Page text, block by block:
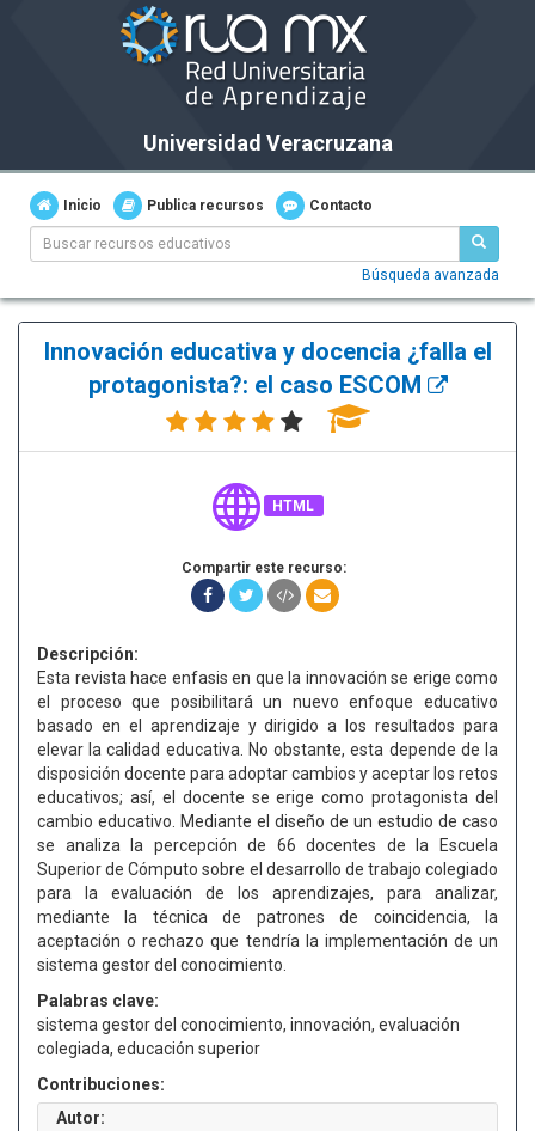
Universidad Veracruzana
Inicio Publica recursos Contacto
Búsqueda avanzada
Innovación educativa y docencia ¿falla el
protagonista?: el caso ESCOM
HTML
Compartir este recurso:
Descripción:
Esta revista hace enfasis en que la innovación se erige como
el proceso que posibilitará un nuevo enfoque educativo
basado en el aprendizaje y dirigido a los resultados para
elevar la calidad educativa. No obstante, esta depende de la
disposición docente para adoptar cambios y aceptar los retos
educativos; así, el docente se erige como protagonista del
cambio educativo. Mediante el diseño de un estudio de caso
se analiza la percepción de 66 docentes de la Escuela
Superior de Cómputo sobre el desarrollo de trabajo colegiado
para la evaluación de los aprendizajes, para analizar,
mediante la técnica de patrones de coincidencia, la
aceptación o rechazo que tendría la implementación de un
sistema gestor del conocimiento.
Palabras clave:
sistema gestor del conocimiento, innovación, evaluación
colegiada, educación superior
Contribuciones:
Autor: